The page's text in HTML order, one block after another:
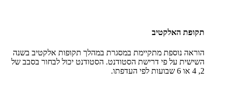
תקופת האלקטיב
הוראה נוספת מתקיימת במסגרת במהלך תקופות אלקטיב בשנה
השישית על פי דרישת הסטודנט. הסטודנט יכול לבחור בסבב של
2, 4 או 6 שבועות לפי העדפתו.